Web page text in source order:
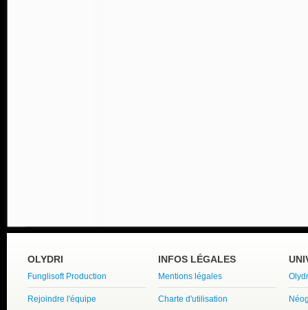
OLYDRI
Funglisoft Production
Rejoindre l'équipe
INFOS LÉGALES
Mentions légales
Charte d'utilisation